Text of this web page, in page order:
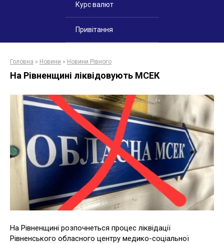
Курс валют
Привітання
Головна » Новини » Новини Рівного
На Рівненщині ліквідовують МСЕК
На Рівненщині розпочнеться процес ліквідації
Рівненського обласного центру медико-соціальної